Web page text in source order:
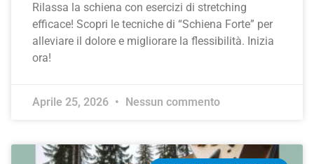
Rilassa la schiena con esercizi di stretching
efficace! Scopri le tecniche di “Schiena Forte” per
alleviare il dolore e migliorare la flessibilità. Inizia
ora!
Aprile 25, 2026 Nessun commento